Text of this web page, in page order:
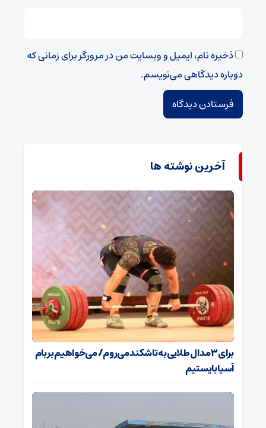
ذخیره نام، ایمیل و وبسایت من در مرورگر برای زمانی که
دوباره دیدگاهی می‌نویسم.
آخرین نوشته ها
برای ۳ مدال طلایی به تاشکند می‌روم/ می‌خواهیم بر بام
آسیا بایستیم